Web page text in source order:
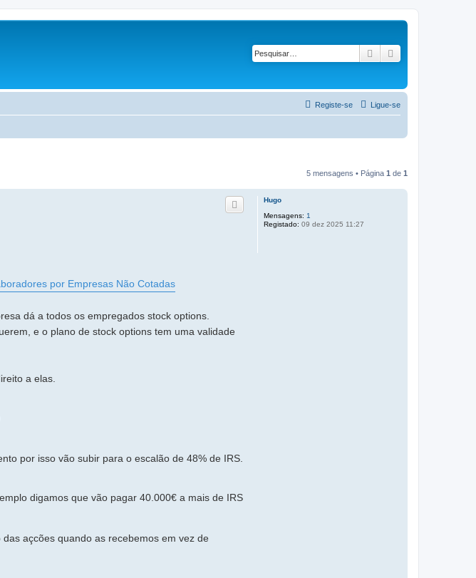
Pesquisar
Ligue-se
Registe-se
5 mensagens • Página 1 de 1
Hugo
Mensagens: 1
Registado: 09 dez 2025 11:27
por Empresas Não Cotadas
dá a todos os empregados stock options.
e o plano de stock options tem uma validade
a elas.
por isso vão subir para o escalão de 48% de IRS.
digamos que vão pagar 40.000€ a mais de IRS
açcões quando as recebemos em vez de